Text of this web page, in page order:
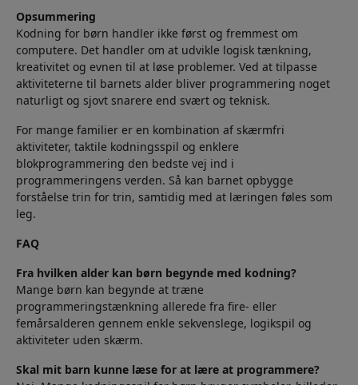
Opsummering
Kodning for børn handler ikke først og fremmest om
computere. Det handler om at udvikle logisk tænkning,
kreativitet og evnen til at løse problemer. Ved at tilpasse
aktiviteterne til barnets alder bliver programmering noget
naturligt og sjovt snarere end svært og teknisk.
For mange familier er en kombination af skærmfri
aktiviteter, taktile kodningsspil og enklere
blokprogrammering den bedste vej ind i
programmeringens verden. Så kan barnet opbygge
forståelse trin for trin, samtidig med at læringen føles som
leg.
FAQ
Fra hvilken alder kan børn begynde med kodning?
Mange børn kan begynde at træne
programmeringstænkning allerede fra fire- eller
femårsalderen gennem enkle sekvenslege, logikspil og
aktiviteter uden skærm.
Skal mit barn kunne læse for at lære at programmere?